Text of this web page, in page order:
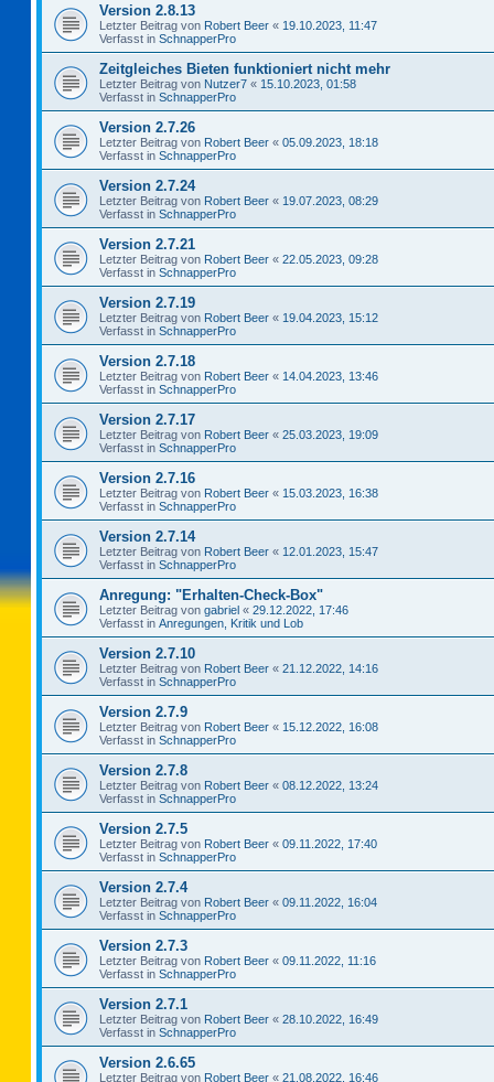
Version 2.8.13
Letzter Beitrag von Robert Beer « 19.10.2023, 11:47
Verfasst in SchnapperPro
Zeitgleiches Bieten funktioniert nicht mehr
Letzter Beitrag von Nutzer7 « 15.10.2023, 01:58
Verfasst in SchnapperPro
Version 2.7.26
Letzter Beitrag von Robert Beer « 05.09.2023, 18:18
Verfasst in SchnapperPro
Version 2.7.24
Letzter Beitrag von Robert Beer « 19.07.2023, 08:29
Verfasst in SchnapperPro
Version 2.7.21
Letzter Beitrag von Robert Beer « 22.05.2023, 09:28
Verfasst in SchnapperPro
Version 2.7.19
Letzter Beitrag von Robert Beer « 19.04.2023, 15:12
Verfasst in SchnapperPro
Version 2.7.18
Letzter Beitrag von Robert Beer « 14.04.2023, 13:46
Verfasst in SchnapperPro
Version 2.7.17
Letzter Beitrag von Robert Beer « 25.03.2023, 19:09
Verfasst in SchnapperPro
Version 2.7.16
Letzter Beitrag von Robert Beer « 15.03.2023, 16:38
Verfasst in SchnapperPro
Version 2.7.14
Letzter Beitrag von Robert Beer « 12.01.2023, 15:47
Verfasst in SchnapperPro
Anregung: "Erhalten-Check-Box"
Letzter Beitrag von gabriel « 29.12.2022, 17:46
Verfasst in Anregungen, Kritik und Lob
Version 2.7.10
Letzter Beitrag von Robert Beer « 21.12.2022, 14:16
Verfasst in SchnapperPro
Version 2.7.9
Letzter Beitrag von Robert Beer « 15.12.2022, 16:08
Verfasst in SchnapperPro
Version 2.7.8
Letzter Beitrag von Robert Beer « 08.12.2022, 13:24
Verfasst in SchnapperPro
Version 2.7.5
Letzter Beitrag von Robert Beer « 09.11.2022, 17:40
Verfasst in SchnapperPro
Version 2.7.4
Letzter Beitrag von Robert Beer « 09.11.2022, 16:04
Verfasst in SchnapperPro
Version 2.7.3
Letzter Beitrag von Robert Beer « 09.11.2022, 11:16
Verfasst in SchnapperPro
Version 2.7.1
Letzter Beitrag von Robert Beer « 28.10.2022, 16:49
Verfasst in SchnapperPro
Version 2.6.65
Letzter Beitrag von Robert Beer « 21.08.2022, 16:46